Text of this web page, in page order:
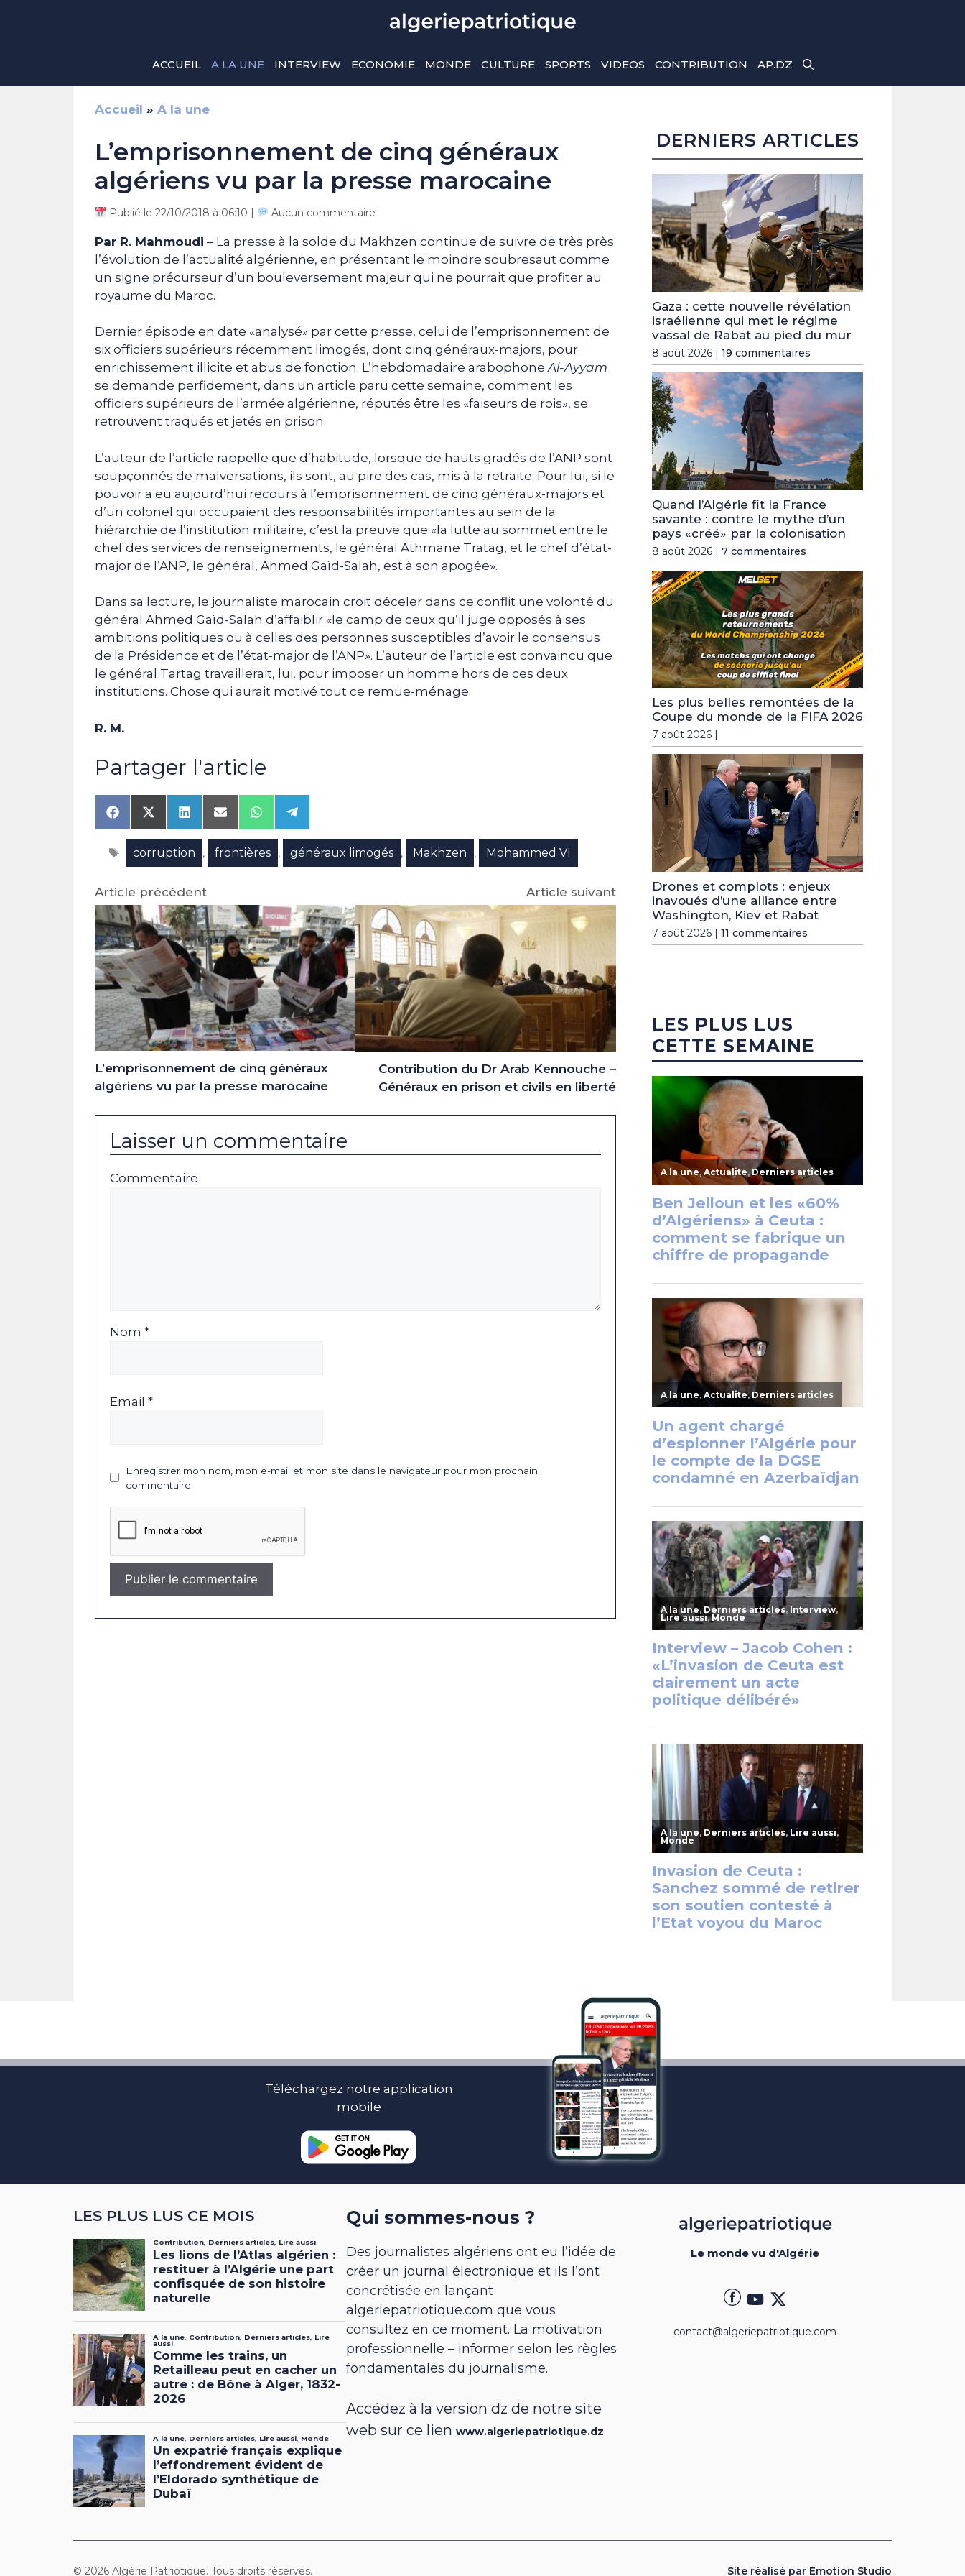
ACCUEIL A LA UNE INTERVIEW ECONOMIE MONDE CULTURE SPORTS VIDEOS CONTRIBUTION AP.DZ
Accueil » A la une
L’emprisonnement de cinq généraux
algériens vu par la presse marocaine
Publié le 22/10/2018 à 06:10 | Aucun commentaire
Par R. Mahmoudi – La presse à la solde du Makhzen continue de suivre de très près
l’évolution de l’actualité algérienne, en présentant le moindre soubresaut comme
un signe précurseur d’un bouleversement majeur qui ne pourrait que profiter au
royaume du Maroc.
Dernier épisode en date «analysé» par cette presse, celui de l’emprisonnement de
six officiers supérieurs récemment limogés, dont cinq généraux-majors, pour
enrichissement illicite et abus de fonction. L’hebdomadaire arabophoneAl-Ayyam
se demande perfidement, dans un article paru cette semaine, comment les
officiers supérieurs de l’armée algérienne, réputés être les «faiseurs de rois», se
retrouvent traqués et jetés en prison.
L’auteur de l’article rappelle que d’habitude, lorsque de hauts gradés de l’ANP sont
soupçonnés de malversations, ils sont, au pire des cas, mis à la retraite. Pour lui, si le
pouvoir a eu aujourd’hui recours à l’emprisonnement de cinq généraux-majors et
d’un colonel qui occupaient des responsabilités importantes au sein de la
hiérarchie de l’institution militaire, c’est la preuve que «la lutte au sommet entre le
chef des services de renseignements, le général Athmane Tratag, et le chef d’état-
major de l’ANP, le général, Ahmed Gaïd-Salah, est à son apogée».
Dans sa lecture, le journaliste marocain croit déceler dans ce conflit une volonté du
général Ahmed Gaïd-Salah d’affaiblir «le camp de ceux qu’il juge opposés à ses
ambitions politiques ou à celles des personnes susceptibles d’avoir le consensus
de la Présidence et de l’état-major de l’ANP». L’auteur de l’article est convaincu que
le général Tartag travaillerait, lui, pour imposer un homme hors de ces deux
institutions. Chose qui aurait motivé tout ce remue-ménage.
R. M.
Partager l'article
Share
on
Facebook
Share
on
X
(Twitter)
Share
on
LinkedIn
Share
on
Email
Share
on
WhatsApp
Share
on
Telegram
Étiquettes
corruption , frontières , généraux limogés , Makhzen , Mohammed VI
Article précédent
L’emprisonnement de cinq généraux
algériens vu par la presse marocaine
Article suivant
Contribution du Dr Arab Kennouche –
Généraux en prison et civils en liberté
Laisser un commentaire
Commentaire
Nom *
Email *
Enregistrer mon nom, mon e-mail et mon site dans le navigateur pour mon prochain
commentaire.
DERNIERS ARTICLES
Gaza : cette nouvelle révélation
israélienne qui met le régime
vassal de Rabat au pied du mur
8 août 2026 | 19 commentaires
Quand l’Algérie fit la France
savante : contre le mythe d’un
pays «créé» par la colonisation
8 août 2026 | 7 commentaires
Les plus belles remontées de la
Coupe du monde de la FIFA 2026
7 août 2026 |
Drones et complots : enjeux
inavoués d’une alliance entre
Washington, Kiev et Rabat
7 août 2026 | 11 commentaires
LES PLUS LUS
CETTE SEMAINE
Téléchargez notre application
mobile
LES PLUS LUS CE MOIS Qui sommes-nous ?
Des journalistes algériens ont eu l’idée de
créer un journal électronique et ils l’ont
concrétisée en lançant
algeriepatriotique.com que vous
consultez en ce moment. La motivation
professionnelle – informer selon les règles
fondamentales du journalisme.
Accédez à la version dz de notre site
web sur ce lienwww.algeriepatriotique.dz
Le monde vu d'Algérie
contact@algeriepatriotique.com
© 2026 Algérie Patriotique. Tous droits réservés. Site réalisé par Emotion Studio